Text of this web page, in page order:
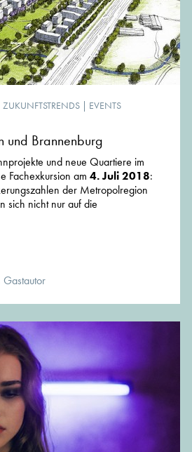
ZUKUNFTSTRENDS | EVENTS
und Brannenburg
und neue Quartiere im
Fachexkursion am 4. Juli 2018:
der Metropolregion
sich nicht nur auf die